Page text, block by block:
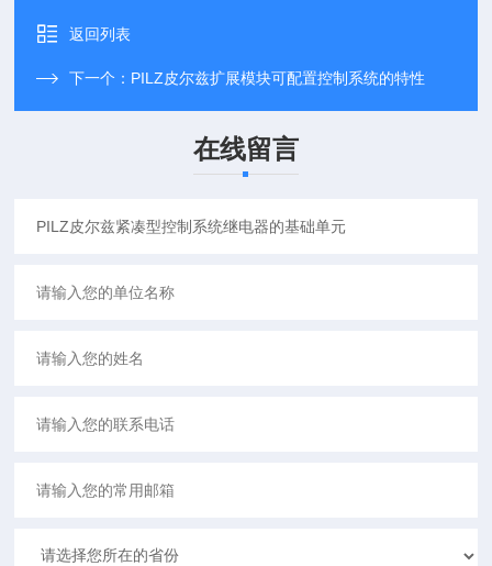
返回列表
下一个： PILZ皮尔兹扩展模块可配置控制系统的特性
在线留言